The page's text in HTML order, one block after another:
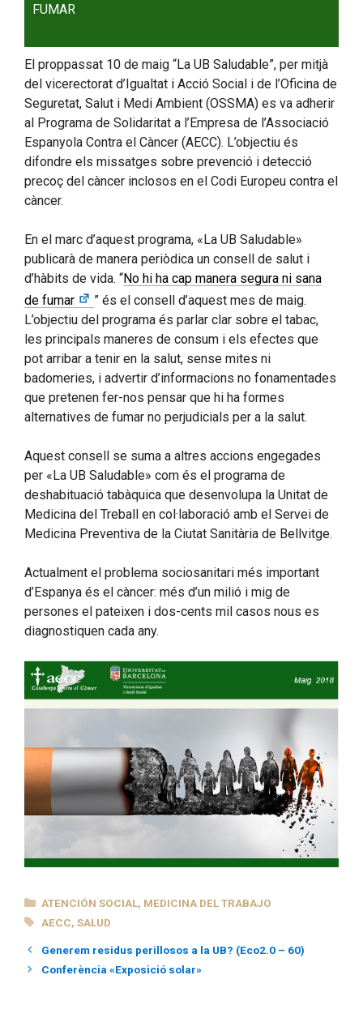
FUMAR
El proppassat 10 de maig “La UB Saludable”, per mitjà
del vicerectorat d’Igualtat i Acció Social i de l’Oficina de
Seguretat, Salut i Medi Ambient (OSSMA) es va adherir
al Programa de Solidaritat a l’Empresa de l’Associació
Espanyola Contra el Càncer (AECC). L’objectiu és
difondre els missatges sobre prevenció i detecció
precoç del càncer inclosos en el Codi Europeu contra el
càncer.
En el marc d’aquest programa, «La UB Saludable»
publicarà de manera periòdica un consell de salut i
d’hàbits de vida. “No hi ha cap manera segura ni sana
de fumar
” és el consell d’aquest mes de maig.
L’objectiu del programa és parlar clar sobre el tabac,
les principals maneres de consum i els efectes que
pot arribar a tenir en la salut, sense mites ni
badomeries, i advertir d’informacions no fonamentades
que pretenen fer-nos pensar que hi ha formes
alternatives de fumar no perjudicials per a la salut.
Aquest consell se suma a altres accions engegades
per «La UB Saludable» com és el programa de
deshabituació tabàquica que desenvolupa la Unitat de
Medicina del Treball en col·laboració amb el Servei de
Medicina Preventiva de la Ciutat Sanitària de Bellvitge.
Actualment el problema sociosanitari més important
d’Espanya és el càncer: més d’un milió i mig de
persones el pateixen i dos-cents mil casos nous es
diagnostiquen cada any.
CATEGORÍAS
ATENCIÓN SOCIAL, MEDICINA DEL TRABAJO
ETIQUETAS
AECC,SALUD
Generem residus perillosos a la UB? (Eco2.0 – 60)
Conferència «Exposició solar»